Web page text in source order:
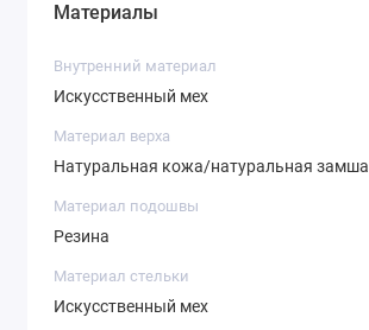
Материалы
Внутренний материал
Искусственный мех
Материал верха
Натуральная кожа/натуральная замша
Материал подошвы
Резина
Материал стельки
Искусственный мех